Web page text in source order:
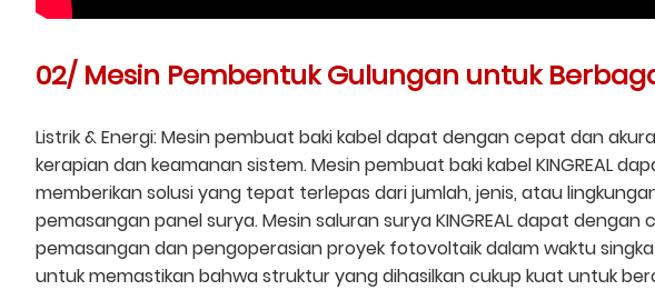
02/ Mesin Pembentuk Gulungan untuk
Listrik & Energi: Mesin pembuat baki kabel dapat dengan cepat dan
kerapian dan keamanan sistem. Mesin pembuat baki kabel KINGREAL
memberikan solusi yang tepat terlepas dari jumlah, jenis, atau
pemasangan panel surya. Mesin saluran surya KINGREAL dapat
pemasangan dan pengoperasian proyek fotovoltaik dalam waktu
untuk memastikan bahwa struktur yang dihasilkan cukup kuat untuk